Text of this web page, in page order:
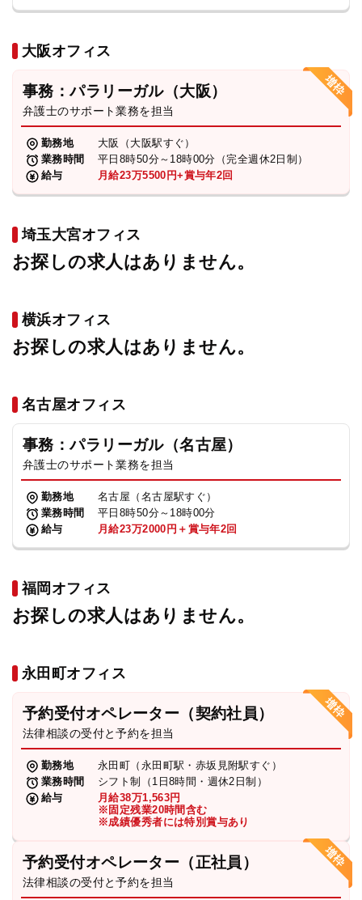
大阪オフィス
事務：パラリーガル（大阪）
弁護士のサポート業務を担当
勤務地
大阪（大阪駅すぐ）
業務時間
平日8時50分～18時00分（完全週休2日制）
給与
月給23万5500円+賞与年2回
埼玉大宮オフィス
お探しの求人はありません。
横浜オフィス
お探しの求人はありません。
名古屋オフィス
事務：パラリーガル（名古屋）
弁護士のサポート業務を担当
勤務地
名古屋（名古屋駅すぐ）
業務時間
平日8時50分～18時00分
給与
月給23万2000円＋賞与年2回
福岡オフィス
お探しの求人はありません。
永田町オフィス
予約受付オペレーター（契約社員）
法律相談の受付と予約を担当
勤務地
永田町（永田町駅・赤坂見附駅すぐ）
業務時間
シフト制（1日8時間・週休2日制）
給与
月給38万1,563円
※固定残業20時間含む
※成績優秀者には特別賞与あり
予約受付オペレーター（正社員）
法律相談の受付と予約を担当